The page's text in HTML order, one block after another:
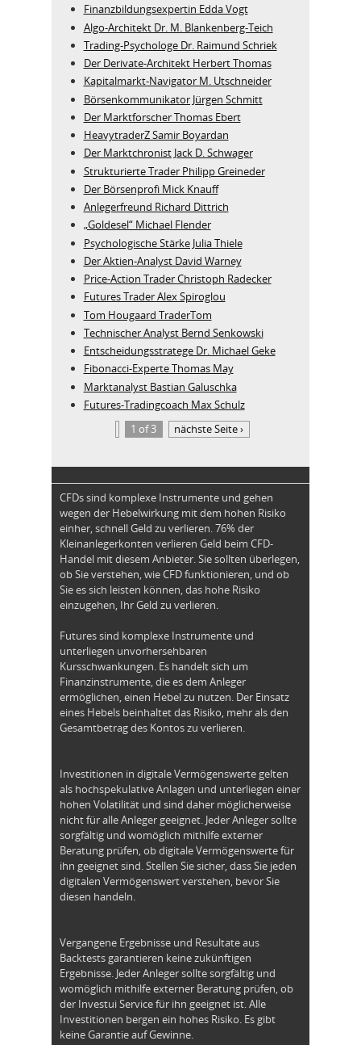
Finanzbildungsexpertin Edda Vogt
Algo‑Architekt Dr. M. Blankenberg‑Teich
Trading-Psychologe Dr. Raimund Schriek
Der Derivate‑Architekt Herbert Thomas
Kapitalmarkt-Navigator M. Utschneider
Börsenkommunikator Jürgen Schmitt
Der Marktforscher Thomas Ebert
HeavytraderZ Samir Boyardan
Der Marktchronist Jack D. Schwager
Strukturierte Trader Philipp Greineder
Der Börsenprofi Mick Knauff
Anlegerfreund Richard Dittrich
„Goldesel“ Michael Flender
Psychologische Stärke Julia Thiele
Der Aktien-Analyst David Warney
Price-Action Trader Christoph Radecker
Futures Trader Alex Spiroglou
Tom Hougaard TraderTom
Technischer Analyst Bernd Senkowski
Entscheidungsstratege Dr. Michael Geke
Fibonacci-Experte Thomas May
Marktanalyst Bastian Galuschka
Futures-Tradingcoach Max Schulz
1 of 3
nächste Seite ›
CFDs sind komplexe Instrumente und gehen
wegen der Hebelwirkung mit dem hohen Risiko
einher, schnell Geld zu verlieren. 76% der
Kleinanlegerkonten verlieren Geld beim CFD-
Handel mit diesem Anbieter. Sie sollten überlegen,
ob Sie verstehen, wie CFD funktionieren, und ob
Sie es sich leisten können, das hohe Risiko
einzugehen, Ihr Geld zu verlieren.
Futures sind komplexe Instrumente und
unterliegen unvorhersehbaren
Kursschwankungen. Es handelt sich um
Finanzinstrumente, die es dem Anleger
ermöglichen, einen Hebel zu nutzen. Der Einsatz
eines Hebels beinhaltet das Risiko, mehr als den
Gesamtbetrag des Kontos zu verlieren.
Investitionen in digitale Vermögenswerte gelten
als hochspekulative Anlagen und unterliegen einer
hohen Volatilität und sind daher möglicherweise
nicht für alle Anleger geeignet. Jeder Anleger sollte
sorgfältig und womöglich mithilfe externer
Beratung prüfen, ob digitale Vermögenswerte für
ihn geeignet sind. Stellen Sie sicher, dass Sie jeden
digitalen Vermögenswert verstehen, bevor Sie
diesen handeln.
Vergangene Ergebnisse und Resultate aus
Backtests garantieren keine zukünftigen
Ergebnisse. Jeder Anleger sollte sorgfältig und
womöglich mithilfe externer Beratung prüfen, ob
der Investui Service für ihn geeignet ist. Alle
Investitionen bergen ein hohes Risiko. Es gibt
keine Garantie auf Gewinne.